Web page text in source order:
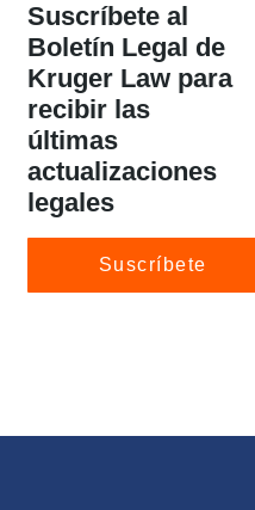
Suscríbete al
Boletín Legal de
Kruger Law para
recibir las
últimas
actualizaciones
legales
Suscríbete